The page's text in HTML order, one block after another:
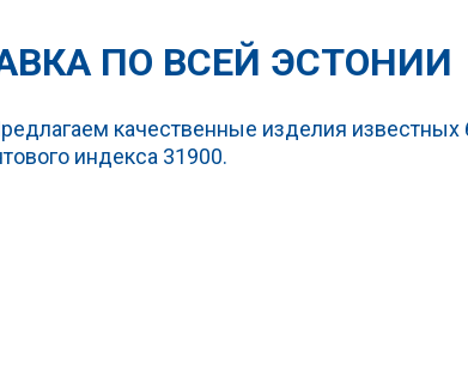
ПО ВСЕЙ ЭСТОНИИ
качественные изделия
индекса 31900.